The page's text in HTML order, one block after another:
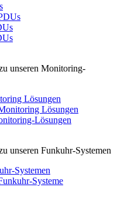
unseren Monitoring-
Lösungen
Lösungen
Lösungen
unseren Funkuhr-Systemen
Systemen
Systeme